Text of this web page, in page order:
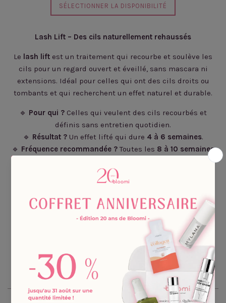
SÉLECTIONNER LA DISPONIBILITÉ
Lash Lift – Des cils naturellement rehaussés
Le lash lift est un traitement qui recourbe et soulève les
cils pour un regard ouvert et éveillé, sans mascara ni
extensions. Idéal pour celles qui ont des cils droits ou
tombants et qui recherchent un effet naturel et durable.
🔹 Pour qui ? Celles qui veulent des cils recourbés et
définis sans entretien quotidien.
🔹 Résultat ? Un effet lifté qui dure 4 à 6 semaines.
🔹 Fréquence recommandée ?Toutes les 8 à 10 semaines
Option supplémentaire :Possibilité d’ajouter une
lors du traitement (choisir l’option avec teinture
Partager sur Facebook
Épingler Épingler sur Pinterest